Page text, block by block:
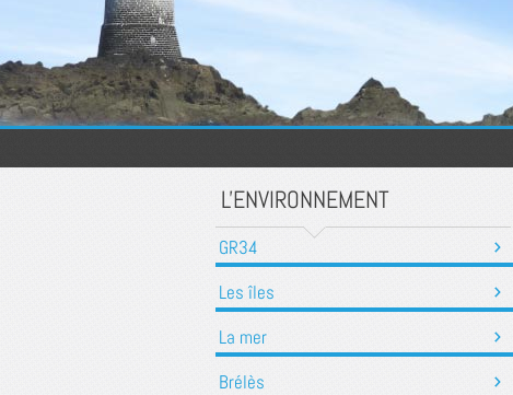
L'ENVIRONNEMENT
GR34
Les îles
La mer
Brélès